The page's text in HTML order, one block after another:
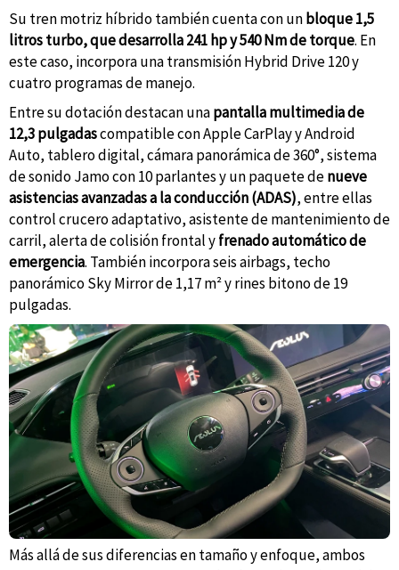
Su tren motriz híbrido también cuenta con unbloque 1,5
litros turbo, que desarrolla 241 hp y 540 Nm de torque. En
este caso, incorpora una transmisión Hybrid Drive 120 y
cuatro programas de manejo.
Entre su dotación destacan unapantalla multimedia de
12,3 pulgadascompatible con Apple CarPlay y Android
Auto, tablero digital, cámara panorámica de 360°, sistema
de sonido Jamo con 10 parlantes y un paquete denueve
asistencias avanzadas a la conducción (ADAS), entre ellas
control crucero adaptativo, asistente de mantenimiento de
carril, alerta de colisión frontal yfrenado automático de
emergencia. También incorpora seis airbags, techo
panorámico Sky Mirror de 1,17 m² y rines bitono de 19
pulgadas.
Más allá de sus diferencias en tamaño y enfoque, ambos